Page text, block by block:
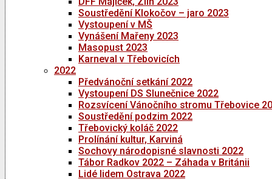
Soustředění Klokočov – jaro 2023
Vystoupení v MŠ
Vynášení Mařeny 2023
Masopust 2023
Karneval v Třebovicích
2022
Předvánoční setkání 2022
Vystoupení DS Slunečnice 2022
Rozsvícení Vánočního stromu Třebovice
Soustředění podzim 2022
Třebovický koláč 2022
Prolínání kultur, Karviná
Sochovy národopisné slavnosti 2022
Tábor Radkov 2022 – Záhada v Británii
Lidé lidem Ostrava 2022